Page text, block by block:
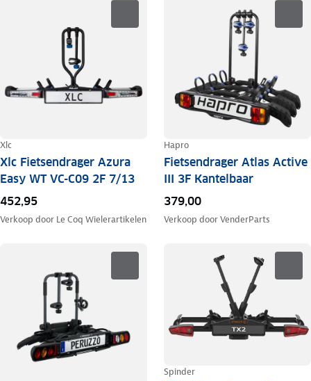
Xlc
Xlc Fietsendrager Azura
Easy WT VC-C09 2F 7/13
452,95
Verkoop door Le Coq Wielerartikelen
Hapro
Fietsendrager Atlas Active
III 3F Kantelbaar
379,00
Verkoop doorVenderParts
Spinder